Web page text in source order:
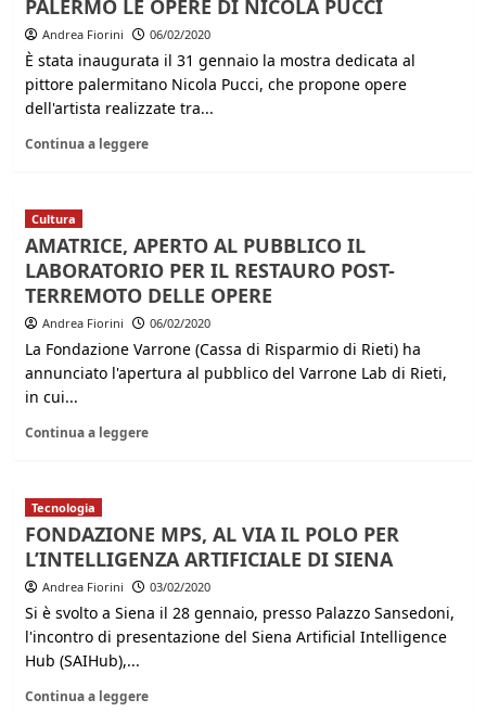
PALERMO LE OPERE DI NICOLA PUCCI
Andrea Fiorini 06/02/2020
È stata inaugurata il 31 gennaio la mostra dedicata al
pittore palermitano Nicola Pucci, che propone opere
dell'artista realizzate tra...
Continua a leggere
Cultura
AMATRICE, APERTO AL PUBBLICO IL
LABORATORIO PER IL RESTAURO POST-
TERREMOTO DELLE OPERE
Andrea Fiorini 06/02/2020
La Fondazione Varrone (Cassa di Risparmio di Rieti) ha
annunciato l'apertura al pubblico del Varrone Lab di Rieti,
in cui...
Continua a leggere
Tecnologia
FONDAZIONE MPS, AL VIA IL POLO PER
L’INTELLIGENZA ARTIFICIALE DI SIENA
Andrea Fiorini 03/02/2020
Si è svolto a Siena il 28 gennaio, presso Palazzo Sansedoni,
l'incontro di presentazione del Siena Artificial Intelligence
Hub (SAIHub),...
Continua a leggere